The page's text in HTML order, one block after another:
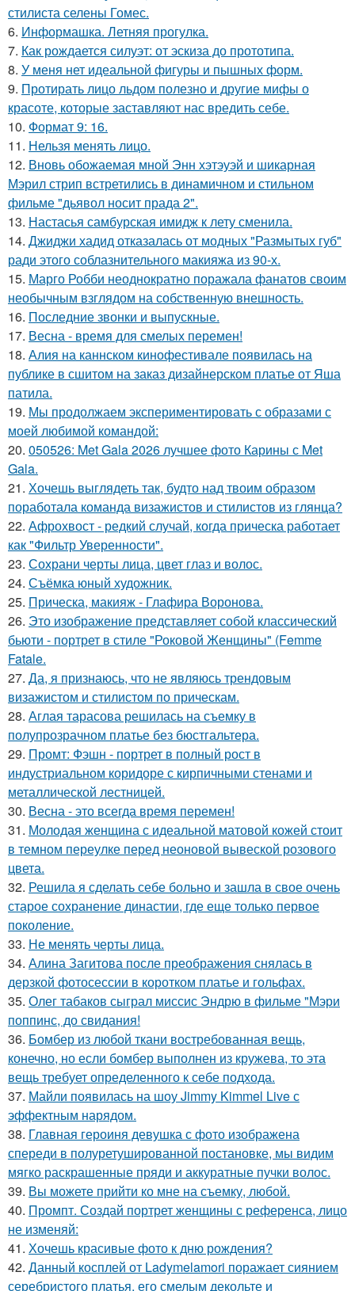
стилиста селены Гомес.
6. Информашка. Летняя прогулка.
7. Как рождается силуэт: от эскиза до прототипа.
8. У меня нет идеальной фигуры и пышных форм.
9. Протирать лицо льдом полезно и другие мифы о
красоте, которые заставляют нас вредить себе.
10. Формат 9: 16.
11. Нельзя менять лицо.
12. Вновь обожаемая мной Энн хэтэуэй и шикарная
Мэрил стрип встретились в динамичном и стильном
фильме "дьявол носит прада 2".
13. Настасья самбурская имидж к лету сменила.
14. Джиджи хадид отказалась от модных "Размытых губ"
ради этого соблазнительного макияжа из 90-х.
15. Марго Робби неоднократно поражала фанатов своим
необычным взглядом на собственную внешность.
16. Последние звонки и выпускные.
17. Весна - время для смелых перемен!
18. Алия на каннском кинофестивале появилась на
публике в сшитом на заказ дизайнерском платье от Яша
патила.
19. Мы продолжаем экспериментировать с образами с
моей любимой командой:
20. 050526: Met Gala 2026 лучшее фото Карины с Met
Gala.
21. Хочешь выглядеть так, будто над твоим образом
поработала команда визажистов и стилистов из глянца?
22. Афрохвост - редкий случай, когда прическа работает
как "Фильтр Уверенности".
23. Сохрани черты лица, цвет глаз и волос.
24. Съёмка юный художник.
25. Прическа, макияж - Глафира Воронова.
26. Это изображение представляет собой классический
бьюти - портрет в стиле "Роковой Женщины" (Femme
Fatale.
27. Да, я признаюсь, что не являюсь трендовым
визажистом и стилистом по прическам.
28. Аглая тарасова решилась на съемку в
полупрозрачном платье без бюстгальтера.
29. Промт: Фэшн - портрет в полный рост в
индустриальном коридоре с кирпичными стенами и
металлической лестницей.
30. Весна - это всегда время перемен!
31. Молодая женщина с идеальной матовой кожей стоит
в темном переулке перед неоновой вывеской розового
цвета.
32. Решила я сделать себе больно и зашла в свое очень
старое сохранение династии, где еще только первое
поколение.
33. Не менять черты лица.
34. Алина Загитова после преображения снялась в
дерзкой фотосессии в коротком платье и гольфах.
35. Олег табаков сыграл миссис Эндрю в фильме "Мэри
поппинс, до свидания!
36. Бомбер из любой ткани востребованная вещь,
конечно, но если бомбер выполнен из кружева, то эта
вещь требует определенного к себе подхода.
37. Майли появилась на шоу Jimmy Kimmel Live с
эффектным нарядом.
38. Главная героиня девушка с фото изображена
спереди в полуретушированной постановке, мы видим
мягко раскрашенные пряди и аккуратные пучки волос.
39. Вы можете прийти ко мне на съемку, любой.
40. Промпт. Создай портрет женщины с референса, лицо
не изменяй:
41. Хочешь красивые фото к дню рождения?
42. Данный косплей от Ladymelamori поражает сиянием
серебристого платья, его смелым декольте и